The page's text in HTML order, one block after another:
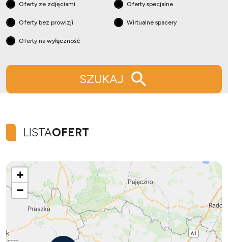
Oferty ze zdjęciami Oferty specjalne
Oferty bez prowizji Wirtualne spacery
Oferty na wyłączność
SZUKAJ
LISTAOFERT
+
−